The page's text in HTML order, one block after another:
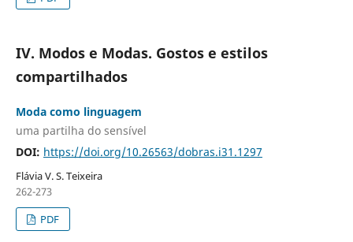
IV. Modos e Modas. Gostos e estilos
compartilhados
Moda como linguagem
uma partilha do sensível
DOI: https://doi.org/10.26563/dobras.i31.1297
Flávia V. S. Teixeira
262-273
PDF